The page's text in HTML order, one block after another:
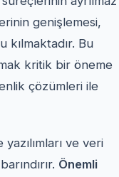
genişlemesi,
Bu
kritik bir öneme
çözümleri ile
ve veri
Önemli